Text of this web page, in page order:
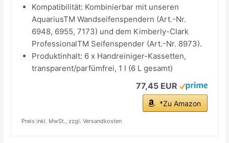
Kompatibilität: Kombinierbar mit unseren
AquariusTM Wandseifenspendern (Art.-Nr.
6948, 6955, 7173) und dem Kimberly-Clark
ProfessionalTM Seifenspender (Art.-Nr. 8973).
Produktinhalt: 6 x Handreiniger-Kassetten,
transparent/parfümfrei, 1 l (6 L gesamt)
77,45 EUR
*Zu Amazon
Preis inkl. MwSt., zzgl. Versandkosten